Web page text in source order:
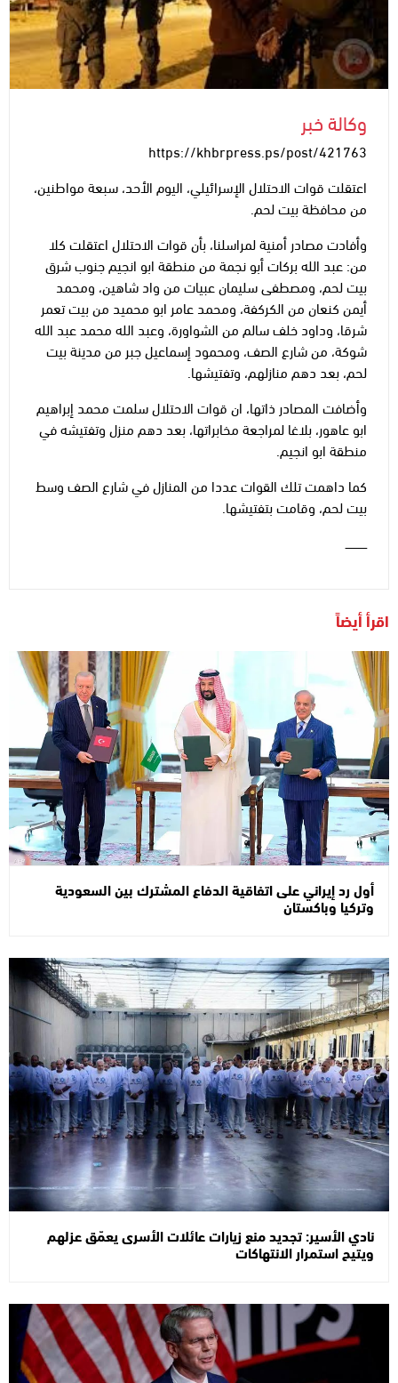
وكالة خبر
https://khbrpress.ps/post/421763
اعتقلت قوات الاحتلال الإسرائيلي، اليوم الأحد، سبعة مواطنين،
من محافظة بيت لحم.
وأفادت مصادر أمنية لمراسلنا، بأن قوات الاحتلال اعتقلت كلا
من: عبد الله بركات أبو نجمة من منطقة ابو انجيم جنوب شرق
بيت لحم، ومصطفى سليمان عبيات من واد شاهين، ومحمد
أيمن كنعان من الكركفة، ومحمد عامر ابو محميد من بيت تعمر
شرقا، وداود خلف سالم من الشواورة، وعبد الله محمد عبد الله
شوكة، من شارع الصف، ومحمود إسماعيل جبر من مدينة بيت
لحم، بعد دهم منازلهم، وتفتيشها.
وأضافت المصادر ذاتها، ان قوات الاحتلال سلمت محمد إبراهيم
ابو عاهور، بلاغا لمراجعة مخابراتها، بعد دهم منزل وتفتيشه في
منطقة ابو انجيم.
كما داهمت تلك القوات عددا من المنازل في شارع الصف وسط
بيت لحم، وقامت بتفتيشها.
ــــــــــــ
اقرأ أيضاً
أول رد إيراني على اتفاقية الدفاع المشترك بين السعودية
وتركيا وباكستان
نادي الأسير: تجديد منع زيارات عائلات الأسرى يعمّق عزلهم
ويتيح استمرار الانتهاكات